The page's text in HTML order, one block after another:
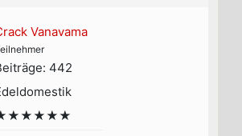
Vanavama
442